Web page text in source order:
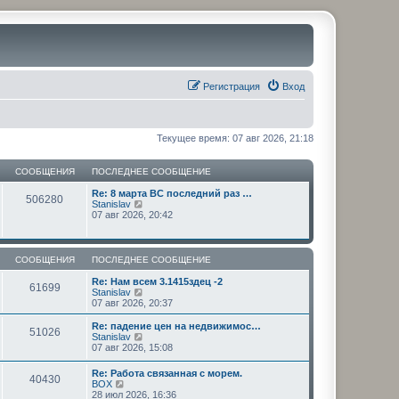
Вход
Регистрация
Текущее время: 07 авг 2026, 21:18
СООБЩЕНИЯ ПОСЛЕДНЕЕ СООБЩЕНИЕ
506280
Re: 8 марта ВС последний раз …
Stanislav
е
й
т
к
п
о
с
е
н
е
м
с
07 авг 2026, 20:42
СООБЩЕНИЯ ПОСЛЕДНЕЕ СООБЩЕНИЕ
61699
Re: Нам всем 3.1415здец -2
Stanislav
е
р
е
и
п
07 авг 2026, 20:37
51026
Re: падение цен на недвижимос…
Stanislav
й
т
07 авг 2026, 15:08
40430
Re: Работа связанная с морем.
BOX
е
28 июл 2026, 16:36